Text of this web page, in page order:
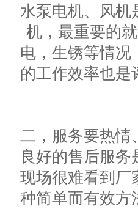
水泵电机、风机
机，最重要的
电，生锈等情
的工作效率也是
二，服务要热情
良好的售后服
现场很难看到厂
种简单而有效方